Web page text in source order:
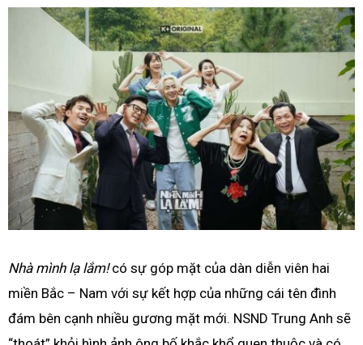
Nhà mình lạ lắm!có sự góp mặt của dàn diễn viên hai
miền Bắc – Nam với sự kết hợp của những cái tên đình
đám bên cạnh nhiều gương mặt mới. NSND Trung Anh sẽ